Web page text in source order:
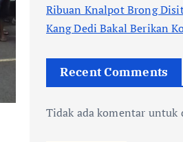
Ribuan Knalpot Brong
Kang Dedi Bakal Berikan
Recent Comments
Tidak ada komentar